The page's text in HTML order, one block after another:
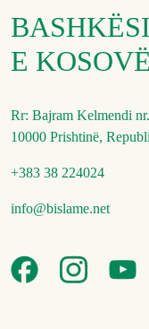
E
Rr: Bajram Kelmendi
10000 Prishtinë,
+383 38 224024
info@bislame.net